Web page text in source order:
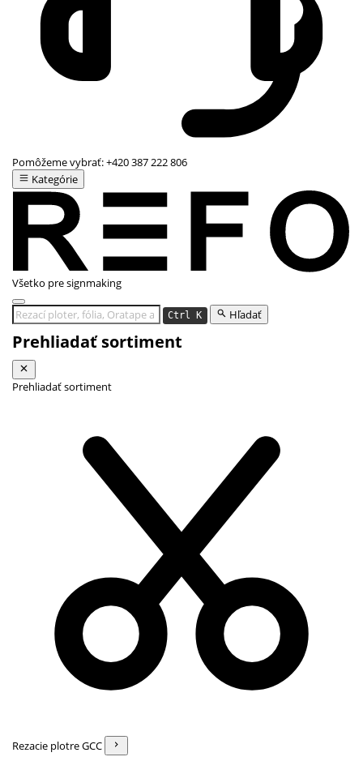
Pomôžeme vybrať:+420 387 222 806
Kategórie
Všetko pre signmaking
Ctrl K Hľadať
Prehliadať sortiment
Prehliadať sortiment
Rezacie plotre GCC